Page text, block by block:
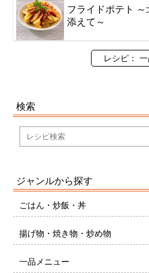
フライドポテト
添えて～
レシピ：
検索
ジャンルから探す
ごはん・炒飯・丼
揚げ物・焼き物・炒め物
一品メニュー